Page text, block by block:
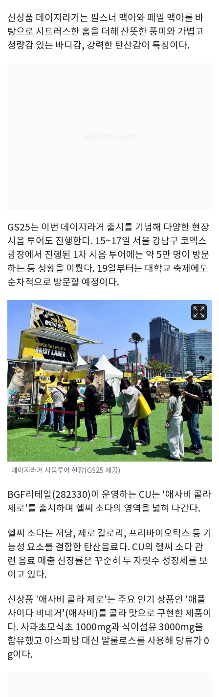
신상품 데이지라거는 필스너 맥아와 페일 맥아를 바
탕으로 시트러스한 홉을 더해 산뜻한 풍미와 가볍고
청량감 있는 바디감, 강력한 탄산감이 특징이다.
GS25는 이번 데이지라거 출시를 기념해 다양한 현장
시음 투어도 진행한다. 15~17일 서울 강남구 코엑스
광장에서 진행된 1차 시음 투어에는 약 5만 명이 방문
하는 등 성황을 이뤘다. 19일부터는 대학교 축제에도
순차적으로 방문할 예정이다.
데이지라거 시음투어 현장(GS25 제공)
BGF리테일(282330)이 운영하는 CU는 '애사비 콜라
제로'를 출시하며 헬씨 소다의 영역을 넓혀 나간다.
헬씨 소다는 저당, 제로 칼로리, 프리바이오틱스 등 기
능성 요소를 결합한 탄산음료다. CU의 헬씨 소다 관
련 음료 매출 신장률은 꾸준히 두 자릿수 성장세를 보
이고 있다.
신상품 '애사비 콜라 제로'는 주요 인기 상품인 '애플
사이다 비네거'(애사비)를 콜라 맛으로 구현한 제품이
다. 사과초모식초 1000mg과 식이섬유 3000mg을
함유했고 아스파탐 대신 알룰로스를 사용해 당류가 0
g이다.